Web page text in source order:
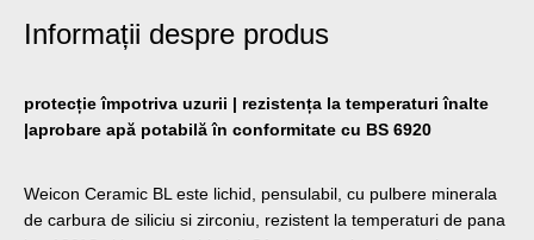
Informații despre produs
protecție împotriva uzurii | rezistența la temperaturi înalte
|aprobare apă potabilă în conformitate cu BS 6920
Weicon Ceramic BL este lichid, pensulabil, cu pulbere minerala
de carbura de siliciu si zirconiu, rezistent la temperaturi de pana